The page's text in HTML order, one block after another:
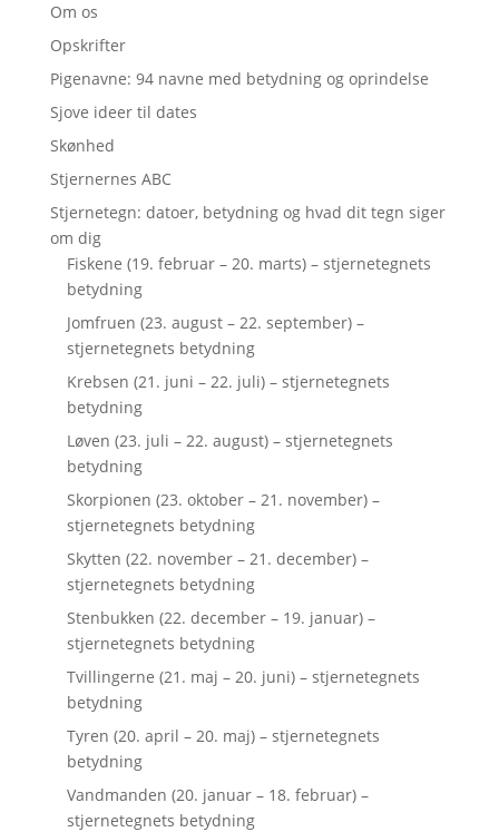
Om os
Opskrifter
Pigenavne: 94 navne med betydning og oprindelse
Sjove ideer til dates
Skønhed
Stjernernes ABC
Stjernetegn: datoer, betydning og hvad dit tegn siger
om dig
Fiskene (19. februar – 20. marts) – stjernetegnets
betydning
Jomfruen (23. august – 22. september) –
stjernetegnets betydning
Krebsen (21. juni – 22. juli) – stjernetegnets
betydning
Løven (23. juli – 22. august) – stjernetegnets
betydning
Skorpionen (23. oktober – 21. november) –
stjernetegnets betydning
Skytten (22. november – 21. december) –
stjernetegnets betydning
Stenbukken (22. december – 19. januar) –
stjernetegnets betydning
Tvillingerne (21. maj – 20. juni) – stjernetegnets
betydning
Tyren (20. april – 20. maj) – stjernetegnets
betydning
Vandmanden (20. januar – 18. februar) –
stjernetegnets betydning